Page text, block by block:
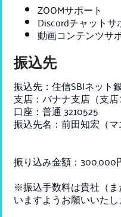
ZOOMサポート
Discordチャットサ
動画コンテンツサ
振込先
振込先：住信SBIネット
支店：バナナ支店（支店
口座：普通 3210525
振込先名：前田知宏（マ
振り込み金額：300,000
※振込手数料は貴社（
いますようお願いいたし